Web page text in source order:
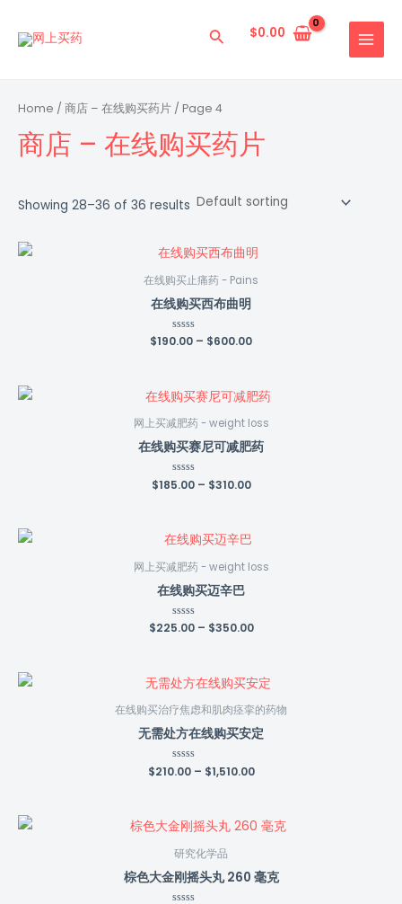
搜
$0.00
MENU
Home / 商店 – 在线购买药片 / Page 4
商店 – 在线购买药片
Showing 28–36 of 36 results
在线购买止痛药 - Pains
在线购买西布曲明
Rated
$190.00 – $600.00
网上买减肥药 - weight loss
在线购买赛尼可减肥药
Rated
0
$185.00– $310.00
网上买减肥药 - weight loss
在线购买迈辛巴
Rated
$225.00– $350.00
在线购买治疗焦虑和肌肉痉挛的药物
无需处方在线购买安定
Rated
0
$210.00– $1,510.00
研究化学品
棕色大金刚摇头丸 260 毫克